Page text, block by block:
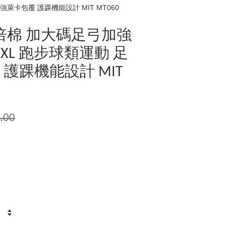
萊卡包覆 護踝機能設計 MIT MT060
棉 加大碼足弓加強
跑步球類運動 足
踝機能設計 MIT